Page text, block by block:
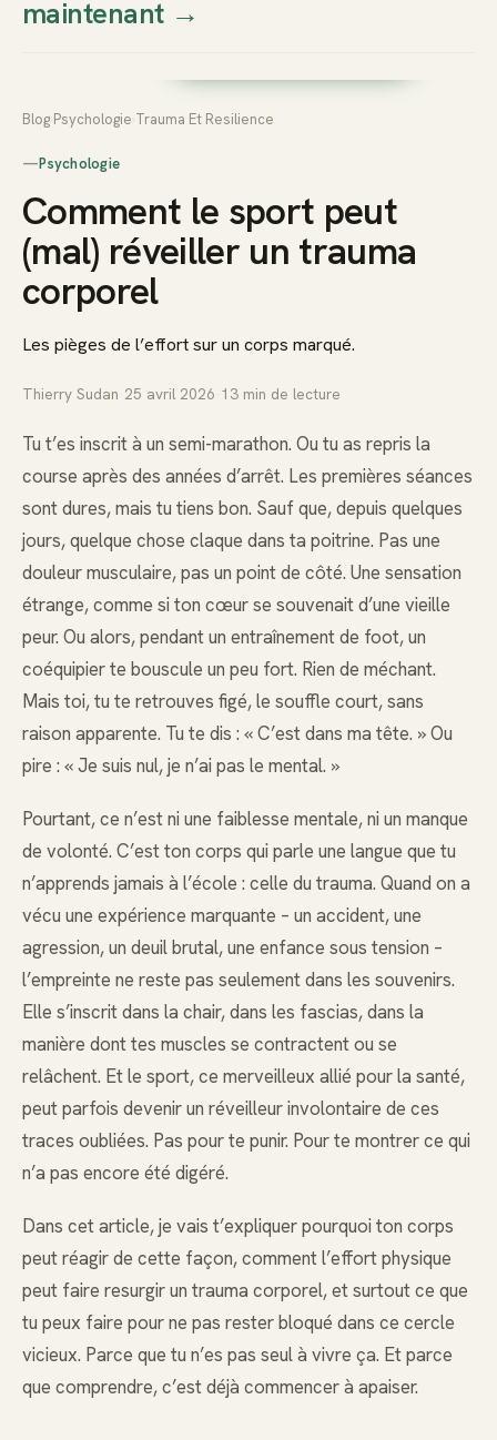
Thierry
Prendre rendez-vous dès
maintenant→
Blog Psychologie Trauma Et Resilience
—Psychologie
Comment le sport peut
(mal) réveiller un trauma
corporel
Les pièges de l’effort sur un corps marqué.
Thierry Sudan 25 avril 2026 13 min de lecture
Tu t’es inscrit à un semi-marathon. Ou tu as repris la
course après des années d’arrêt. Les premières séances
sont dures, mais tu tiens bon. Sauf que, depuis quelques
jours, quelque chose claque dans ta poitrine. Pas une
douleur musculaire, pas un point de côté. Une sensation
étrange, comme si ton cœur se souvenait d’une vieille
peur. Ou alors, pendant un entraînement de foot, un
coéquipier te bouscule un peu fort. Rien de méchant.
Mais toi, tu te retrouves figé, le souffle court, sans
raison apparente. Tu te dis : « C’est dans ma tête. » Ou
pire : « Je suis nul, je n’ai pas le mental. »
Pourtant, ce n’est ni une faiblesse mentale, ni un manque
de volonté. C’est ton corps qui parle une langue que tu
n’apprends jamais à l’école : celle du trauma. Quand on a
vécu une expérience marquante – un accident, une
agression, un deuil brutal, une enfance sous tension –
l’empreinte ne reste pas seulement dans les souvenirs.
Elle s’inscrit dans la chair, dans les fascias, dans la
manière dont tes muscles se contractent ou se
relâchent. Et le sport, ce merveilleux allié pour la santé,
peut parfois devenir un réveilleur involontaire de ces
traces oubliées. Pas pour te punir. Pour te montrer ce qui
n’a pas encore été digéré.
Dans cet article, je vais t’expliquer pourquoi ton corps
peut réagir de cette façon, comment l’effort physique
peut faire resurgir un trauma corporel, et surtout ce que
tu peux faire pour ne pas rester bloqué dans ce cercle
vicieux. Parce que tu n’es pas seul à vivre ça. Et parce
que comprendre, c’est déjà commencer à apaiser.